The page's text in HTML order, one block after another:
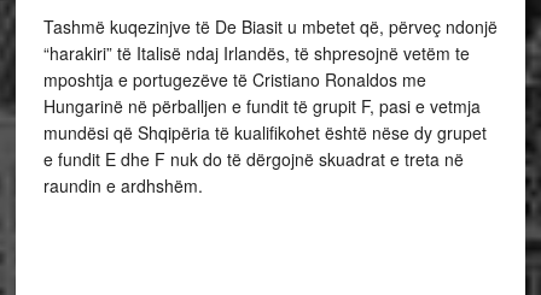
Tashmë kuqezinjve të De Biasit u mbetet që, përveç ndonjë
“harakiri” të Italisë ndaj Irlandës, të shpresojnë vetëm te
mposhtja e portugezëve të Cristiano Ronaldos me
Hungarinë në përballjen e fundit të grupit F, pasi e vetmja
mundësi që Shqipëria të kualifikohet është nëse dy grupet
e fundit E dhe F nuk do të dërgojnë skuadrat e treta në
raundin e ardhshëm.